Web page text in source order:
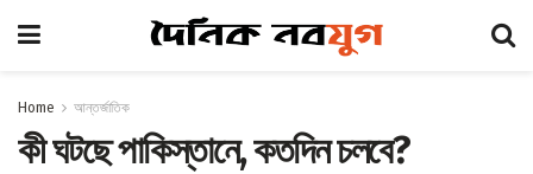
Home আন্তর্জাতিক
কী ঘটছে পাকিস্তানে, কতদিন চলবে?